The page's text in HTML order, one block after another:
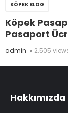
KÖPEK BLOG
Köpek
Pasaport
admin 2.505
Hakkımızda